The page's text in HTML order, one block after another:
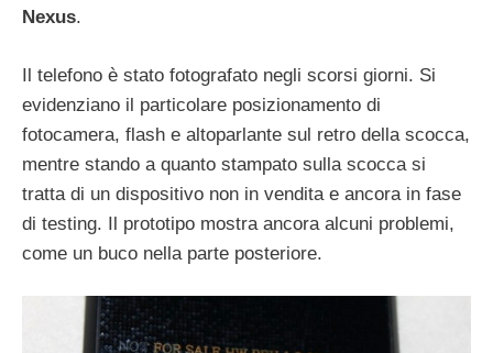
Nexus.
Il telefono è stato fotografato negli scorsi giorni. Si
evidenziano il particolare posizionamento di
fotocamera, flash e altoparlante sul retro della scocca,
mentre stando a quanto stampato sulla scocca si
tratta di un dispositivo non in vendita e ancora in fase
di testing. Il prototipo mostra ancora alcuni problemi,
come un buco nella parte posteriore.